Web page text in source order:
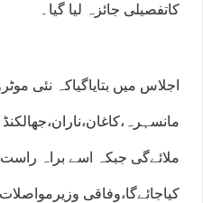
کاتفصیلی جائزہ لیا گیا۔
اجلاس میں بتایاگیاکہ نئی
ملائےگی جبکہ اسے براہ
کیاجائےگا،وفاقی